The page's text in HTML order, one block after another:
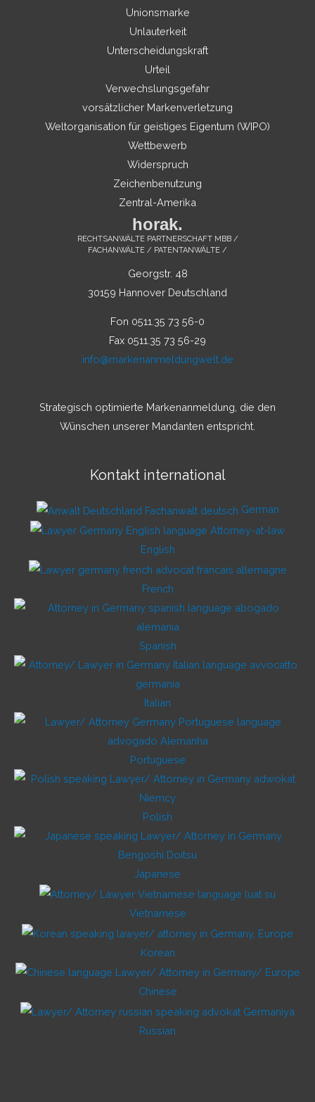
Unionsmarke
Unlauterkeit
Unterscheidungskraft
Urteil
Verwechslungsgefahr
vorsätzlicher Markenverletzung
Weltorganisation für geistiges Eigentum (WIPO)
Wettbewerb
Widerspruch
Zeichenbenutzung
Zentral-Amerika
horak.
RECHTSANWÄLTE PARTNERSCHAFT MBB /
FACHANWÄLTE / PATENTANWÄLTE /
Georgstr. 48
30159 Hannover Deutschland
Fon 0511.35 73 56-0
Fax 0511.35 73 56-29
info@markenanmeldungwelt.de
Strategisch optimierte Markenanmeldung, die den
Wünschen unserer Mandanten entspricht.
Kontakt international
German
English
French
Spanish
Italian
Portuguese
Polish
Japanese
Vietnamese
Korean
Chinese
Russian